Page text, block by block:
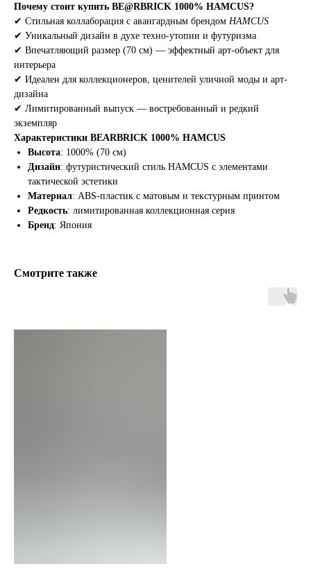
Почему стоит купить BE@RBRICK 1000% HAMCUS?
✔ Стильная коллаборация с авангардным брендом HAMCUS
✔ Уникальный дизайн в духе техно-утопии и футуризма
✔ Впечатляющий размер (70 см) — эффектный арт-объект для
интерьера
✔ Идеален для коллекционеров, ценителей уличной моды и арт-
дизайна
✔ Лимитированный выпуск — востребованный и редкий
экземпляр
Характеристики BEARBRICK 1000% HAMCUS
Высота: 1000% (70 см)
Дизайн: футуристический стиль HAMCUS с элементами
тактической эстетики
Материал: ABS-пластик с матовым и текстурным принтом
Редкость: лимитированная коллекционная серия
Бренд: Япония
Смотрите также